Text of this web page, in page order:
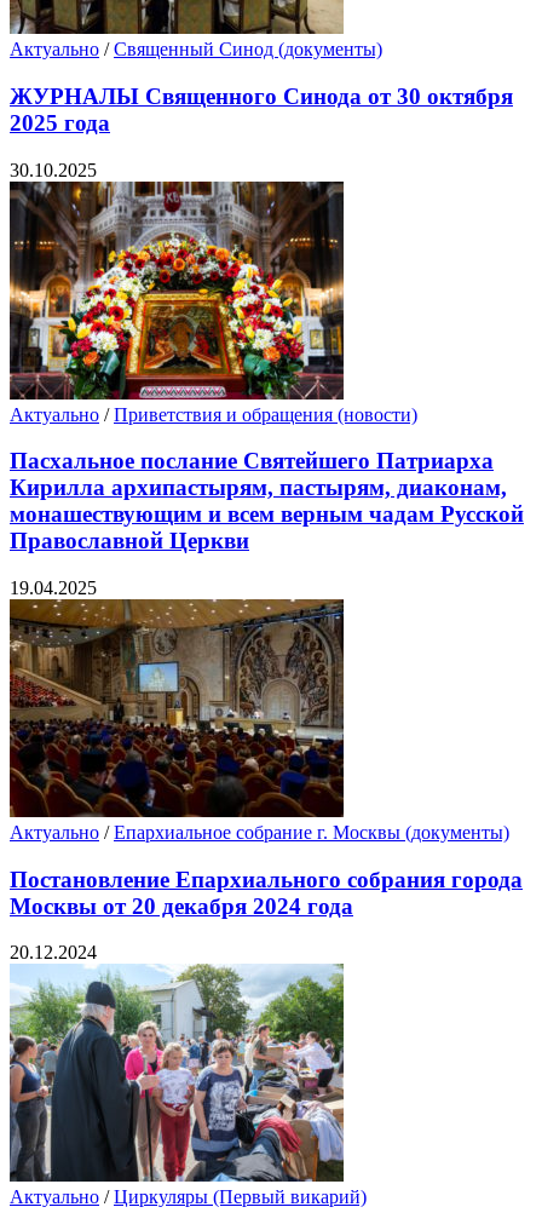
Актуально /Священный Синод (документы)
ЖУРНАЛЫ Священного Синода от 30 октября
2025 года
30.10.2025
Актуально /Приветствия и обращения (новости)
Пасхальное послание Святейшего Патриарха
Кирилла архипастырям, пастырям, диаконам,
монашествующим и всем верным чадам Русской
Православной Церкви
19.04.2025
Актуально /Епархиальное собрание г. Москвы (документы)
Постановление Епархиального собрания города
Москвы от 20 декабря 2024 года
20.12.2024
Актуально /Циркуляры (Первый викарий)